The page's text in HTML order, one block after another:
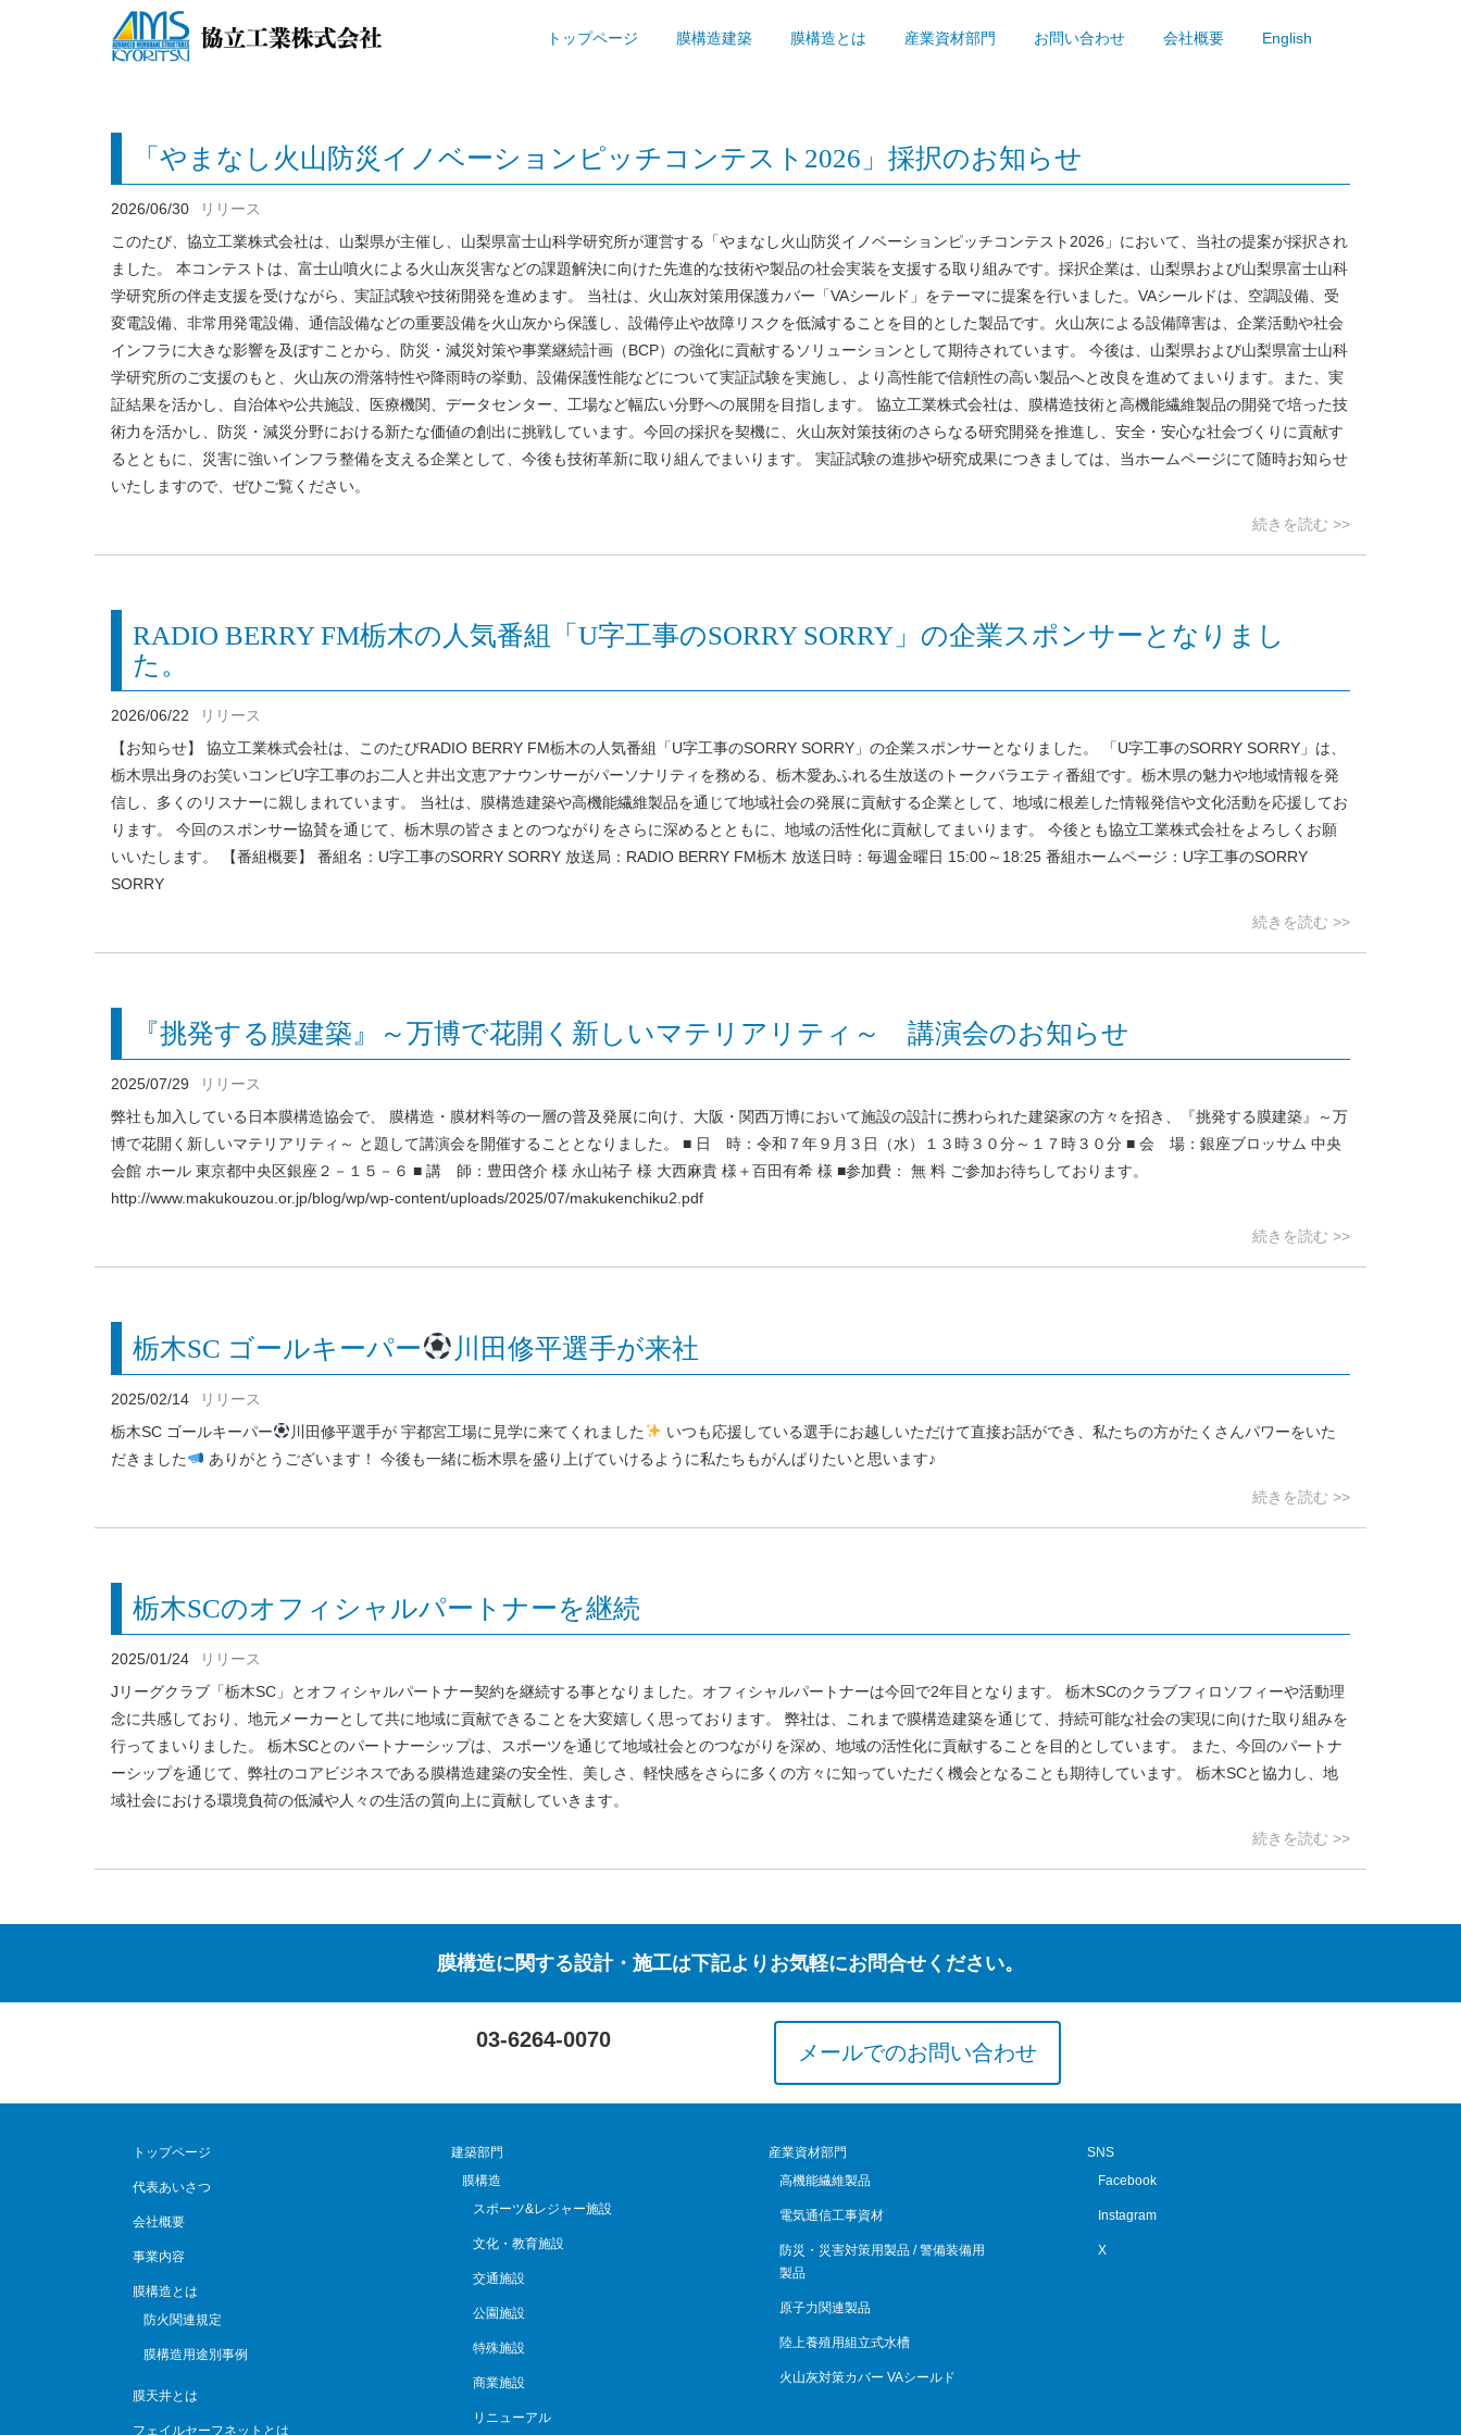
トップページ 膜構造建築 膜構造とは 産業資材部門 お問い合わせ 会社概要 English
「やまなし火山防災イノベーションピッチコンテスト2026」採択のお知らせ
2026/06/30
リリース
このたび、協立工業株式会社は、山梨県が主催し、山梨県富士山科学研究所が運営する「やまなし火山防災イノベーションピッチコンテスト2026」において、当社の提案が採択され
ました。 本コンテストは、富士山噴火による火山灰災害などの課題解決に向けた先進的な技術や製品の社会実装を支援する取り組みです。採択企業は、山梨県および山梨県富士山科
学研究所の伴走支援を受けながら、実証試験や技術開発を進めます。 当社は、火山灰対策用保護カバー「VAシールド」をテーマに提案を行いました。VAシールドは、空調設備、受
変電設備、非常用発電設備、通信設備などの重要設備を火山灰から保護し、設備停止や故障リスクを低減することを目的とした製品です。火山灰による設備障害は、企業活動や社会
インフラに大きな影響を及ぼすことから、防災・減災対策や事業継続計画（BCP）の強化に貢献するソリューションとして期待されています。 今後は、山梨県および山梨県富士山科
学研究所のご支援のもと、火山灰の滑落特性や降雨時の挙動、設備保護性能などについて実証試験を実施し、より高性能で信頼性の高い製品へと改良を進めてまいります。また、実
証結果を活かし、自治体や公共施設、医療機関、データセンター、工場など幅広い分野への展開を目指します。 協立工業株式会社は、膜構造技術と高機能繊維製品の開発で培った技
術力を活かし、防災・減災分野における新たな価値の創出に挑戦しています。今回の採択を契機に、火山灰対策技術のさらなる研究開発を推進し、安全・安心な社会づくりに貢献す
るとともに、災害に強いインフラ整備を支える企業として、今後も技術革新に取り組んでまいります。 実証試験の進捗や研究成果につきましては、当ホームページにて随時お知らせ
いたしますので、ぜひご覧ください。
続きを読む >>
RADIO BERRY FM栃木の人気番組「U字工事のSORRY SORRY」の企業スポンサーとなりまし
た。
2026/06/22
リリース
【お知らせ】 協立工業株式会社は、このたびRADIO BERRY FM栃木の人気番組「U字工事のSORRY SORRY」の企業スポンサーとなりました。 「U字工事のSORRY SORRY」は、
栃木県出身のお笑いコンビU字工事のお二人と井出文恵アナウンサーがパーソナリティを務める、栃木愛あふれる生放送のトークバラエティ番組です。栃木県の魅力や地域情報を発
信し、多くのリスナーに親しまれています。 当社は、膜構造建築や高機能繊維製品を通じて地域社会の発展に貢献する企業として、地域に根差した情報発信や文化活動を応援してお
ります。 今回のスポンサー協賛を通じて、栃木県の皆さまとのつながりをさらに深めるとともに、地域の活性化に貢献してまいります。 今後とも協立工業株式会社をよろしくお願
いいたします。 【番組概要】 番組名：U字工事のSORRY SORRY 放送局：RADIO BERRY FM栃木 放送日時：毎週金曜日 15:00～18:25 番組ホームページ：U字工事のSORRY
SORRY
続きを読む >>
『挑発する膜建築』～万博で花開く新しいマテリアリティ～ 講演会のお知らせ
2025/07/29
リリース
弊社も加入している日本膜構造協会で、 膜構造・膜材料等の一層の普及発展に向け、大阪・関西万博において施設の設計に携わられた建築家の方々を招き、『挑発する膜建築』～万
博で花開く新しいマテリアリティ～ と題して講演会を開催することとなりました。 ■ 日 時：令和７年９月３日（水）１３時３０分～１７時３０分 ■ 会 場：銀座ブロッサム 中央
会館 ホール 東京都中央区銀座２－１５－６ ■ 講 師：豊田啓介 様 永山祐子 様 大西麻貴 様＋百田有希 様 ■参加費： 無 料 ご参加お待ちしております。
http://www.makukouzou.or.jp/blog/wp/wp-content/uploads/2025/07/makukenchiku2.pdf
続きを読む >>
栃木SC ゴールキーパー 川田修平選手が来社
2025/02/14
リリース
栃木SC ゴールキーパー
川田修平選手が 宇都宮工場に見学に来てくれました
いつも応援している選手にお越しいただけて直接お話ができ、私たちの方がたくさんパワーをいた
だきました
ありがとうございます！ 今後も一緒に栃木県を盛り上げていけるように私たちもがんばりたいと思います♪
続きを読む >>
栃木SCのオフィシャルパートナーを継続
2025/01/24
リリース
Jリーグクラブ「栃木SC」とオフィシャルパートナー契約を継続する事となりました。オフィシャルパートナーは今回で2年目となります。 栃木SCのクラブフィロソフィーや活動理
念に共感しており、地元メーカーとして共に地域に貢献できることを大変嬉しく思っております。 弊社は、これまで膜構造建築を通じて、持続可能な社会の実現に向けた取り組みを
行ってまいりました。 栃木SCとのパートナーシップは、スポーツを通じて地域社会とのつながりを深め、地域の活性化に貢献することを目的としています。 また、今回のパートナ
ーシップを通じて、弊社のコアビジネスである膜構造建築の安全性、美しさ、軽快感をさらに多くの方々に知っていただく機会となることも期待しています。 栃木SCと協力し、地
域社会における環境負荷の低減や人々の生活の質向上に貢献していきます。
続きを読む >>
膜構造に関する設計・施工は下記よりお気軽にお問合せください。
03-6264-0070
メールでのお問い合わせ
トップページ
代表あいさつ
会社概要
事業内容
膜構造とは
防火関連規定
膜構造用途別事例
膜天井とは
フェイルセーフネットとは
建築部門
膜構造
スポーツ&レジャー施設
文化・教育施設
交通施設
公園施設
特殊施設
商業施設
リニューアル
産業資材部門
高機能繊維製品
電気通信工事資材
防災・災害対策用製品 / 警備装備用
製品
原子力関連製品
陸上養殖用組立式水槽
火山灰対策カバー VAシールド
SNS
Facebook
Instagram
X